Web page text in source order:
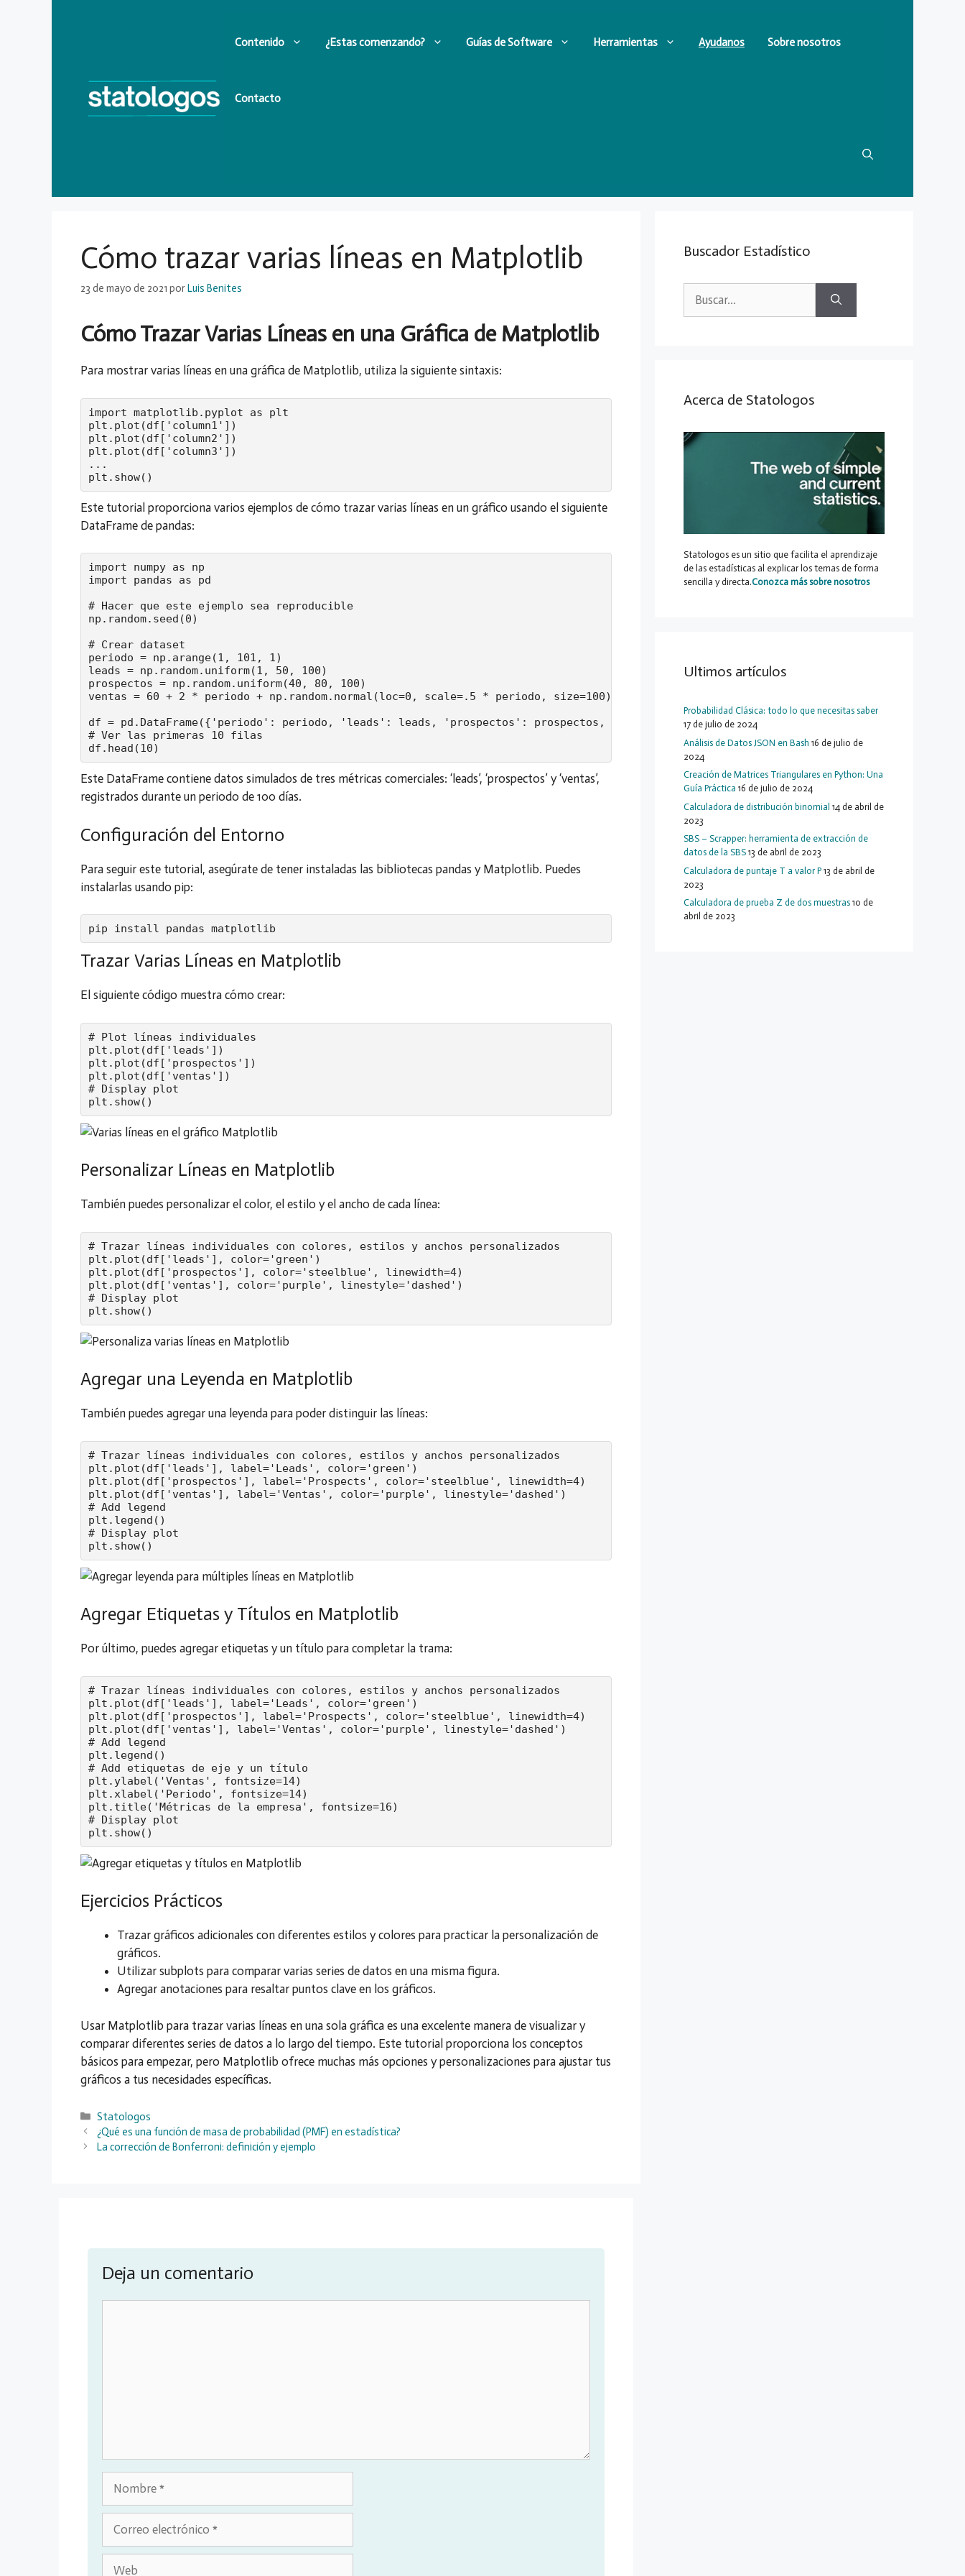
Contenido ¿Estas comenzando? Guías de Software Herramientas Ayudanos Sobre nosotros
Contacto
Cómo trazar varias líneas en Matplotlib
23 de mayo de 2021 porLuis Benites
Cómo Trazar Varias Líneas en una Gráfica de Matplotlib
Para mostrar varias líneas en una gráfica de Matplotlib, utiliza la siguiente sintaxis:
import matplotlib.pyplot as plt
plt.plot(df['column1'])
plt.plot(df['column2'])
plt.plot(df['column3'])
...
plt.show()
Este tutorial proporciona varios ejemplos de cómo trazar varias líneas en un gráfico usando el siguiente
DataFrame de pandas:
import numpy as np
import pandas as pd
# Hacer que este ejemplo sea reproducible
np.random.seed(0)
# Crear dataset
periodo = np.arange(1, 101, 1)
leads = np.random.uniform(1, 50, 100)
prospectos = np.random.uniform(40, 80, 100)
ventas = 60 + 2 * periodo + np.random.normal(loc=0, scale=.5 * periodo, size=100)
df = pd.DataFrame({'periodo': periodo, 'leads': leads, 'prospectos': prospectos, 'ventas': ventas})
# Ver las primeras 10 filas
df.head(10)
Este DataFrame contiene datos simulados de tres métricas comerciales: ‘leads’, ‘prospectos’ y ‘ventas’,
registrados durante un periodo de 100 días.
Configuración del Entorno
Para seguir este tutorial, asegúrate de tener instaladas las bibliotecas pandas y Matplotlib. Puedes
instalarlas usando pip:
pip install pandas matplotlib
Trazar Varias Líneas en Matplotlib
El siguiente código muestra cómo crear:
# Plot líneas individuales
plt.plot(df['leads'])
plt.plot(df['prospectos'])
plt.plot(df['ventas'])
# Display plot
plt.show()
Personalizar Líneas en Matplotlib
También puedes personalizar el color, el estilo y el ancho de cada línea:
# Trazar líneas individuales con colores, estilos y anchos personalizados
plt.plot(df['leads'], color='green')
plt.plot(df['prospectos'], color='steelblue', linewidth=4)
plt.plot(df['ventas'], color='purple', linestyle='dashed')
# Display plot
plt.show()
Agregar una Leyenda en Matplotlib
También puedes agregar una leyenda para poder distinguir las líneas:
# Trazar líneas individuales con colores, estilos y anchos personalizados
plt.plot(df['leads'], label='Leads', color='green')
plt.plot(df['prospectos'], label='Prospects', color='steelblue', linewidth=4)
plt.plot(df['ventas'], label='Ventas', color='purple', linestyle='dashed')
# Add legend
plt.legend()
# Display plot
plt.show()
Agregar Etiquetas y Títulos en Matplotlib
Por último, puedes agregar etiquetas y un título para completar la trama:
# Trazar líneas individuales con colores, estilos y anchos personalizados
plt.plot(df['leads'], label='Leads', color='green')
plt.plot(df['prospectos'], label='Prospects', color='steelblue', linewidth=4)
plt.plot(df['ventas'], label='Ventas', color='purple', linestyle='dashed')
# Add legend
plt.legend()
# Add etiquetas de eje y un título
plt.ylabel('Ventas', fontsize=14)
plt.xlabel('Periodo', fontsize=14)
plt.title('Métricas de la empresa', fontsize=16)
# Display plot
plt.show()
Ejercicios Prácticos
Trazar gráficos adicionales con diferentes estilos y colores para practicar la personalización de
gráficos.
Utilizar subplots para comparar varias series de datos en una misma figura.
Agregar anotaciones para resaltar puntos clave en los gráficos.
Usar Matplotlib para trazar varias líneas en una sola gráfica es una excelente manera de visualizar y
comparar diferentes series de datos a lo largo del tiempo. Este tutorial proporciona los conceptos
básicos para empezar, pero Matplotlib ofrece muchas más opciones y personalizaciones para ajustar tus
gráficos a tus necesidades específicas.
Categorías
Statologos
¿Qué es una función de masa de probabilidad (PMF) en estadística?
La corrección de Bonferroni: definición y ejemplo
Deja un comentario
Nombre
Buscador Estadístico
Acerca de Statologos
Statologos es un sitio que facilita el aprendizaje
de las estadísticas al explicar los temas de forma
sencilla y directa.Conozca más sobre nosotros
Ultimos artículos
Probabilidad Clásica: todo lo que necesitas saber
17 de julio de 2024
Análisis de Datos JSON en Bash 16 de julio de
2024
Creación de Matrices Triangulares en Python: Una
Guía Práctica 16 de julio de 2024
Calculadora de distribución binomial 14 de abril de
2023
SBS – Scrapper: herramienta de extracción de
datos de la SBS 13 de abril de 2023
Calculadora de puntaje T a valor P 13 de abril de
2023
Calculadora de prueba Z de dos muestras 10 de
abril de 2023